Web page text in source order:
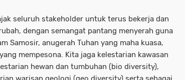
seluruh stakeholder untuk terus bekerja dan
dengan semangat pantang menyerah guna
Samosir, anugerah Tuhan yang maha kuasa,
mempesona. Kita jaga kelestarian kawasan
hewan dan tumbuhan (bio diversity),